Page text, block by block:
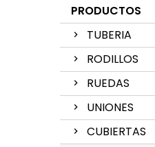
PRODUCTOS
TUBERIA
RODILLOS
RUEDAS
UNIONES
CUBIERTAS